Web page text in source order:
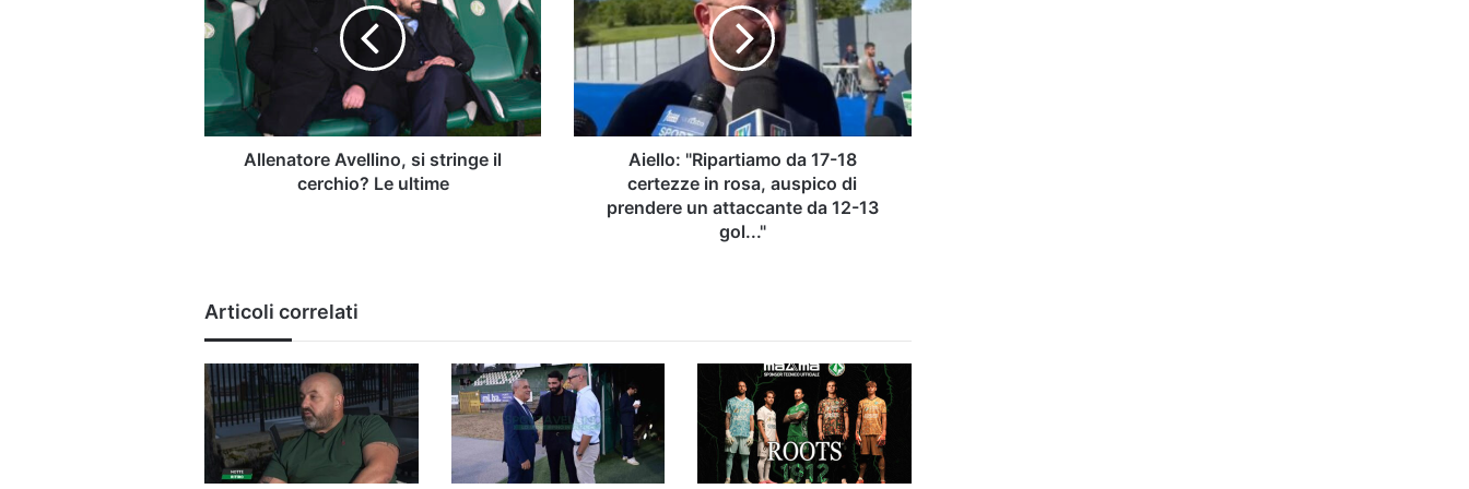
stringe
il
cerchio?
ultime
Allenatore Avellino, si stringe il
cerchio? Le ultime
17-
18
in
rosa,
auspico
prendere
Aiello: "Ripartiamo da 17-18
certezze in rosa, auspico di
prendere un attaccante da 12-13
gol..."
Articoli correlati